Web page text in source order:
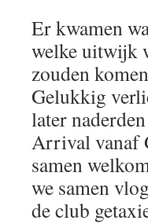
Er kwamen
welke uitwijk
zouden
Gelukkig
later
Arrival vanaf
samen
we samen
de club